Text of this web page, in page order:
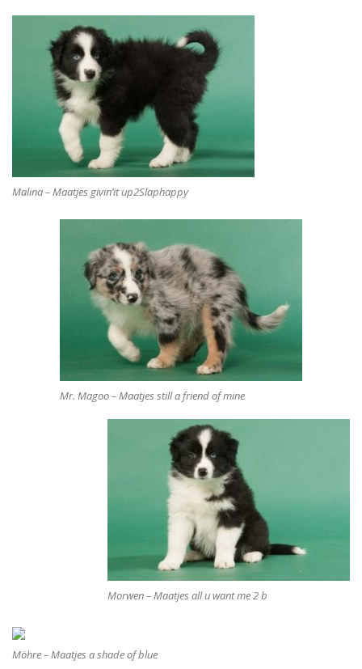
Malina – Maatjes givin’it up2Slaphappy
Mr. Magoo – Maatjes still a friend of mine
Morwen – Maatjes all u want me 2 b
Möhre – Maatjes a shade of blue